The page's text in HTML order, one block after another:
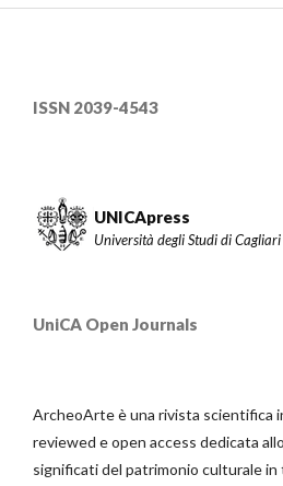
ISSN 2039-4543
UNICApress
Università degli Studi di Cagliari
UniCA Open Journals
ArcheoArte è una rivista scientifica
reviewed e open access dedicata
significati del patrimonio culturale